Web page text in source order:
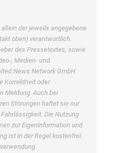
der jeweils angegebene
oben) verantwortlich.
des Pressetextes, sowie
, Medien- und
News Network GmbH
Korrektheit oder
Meldung. Auch bei
Störungen haftet sie nur
Die Nutzung
zur Eigeninformation und
ist in der Regel kostenfrei.